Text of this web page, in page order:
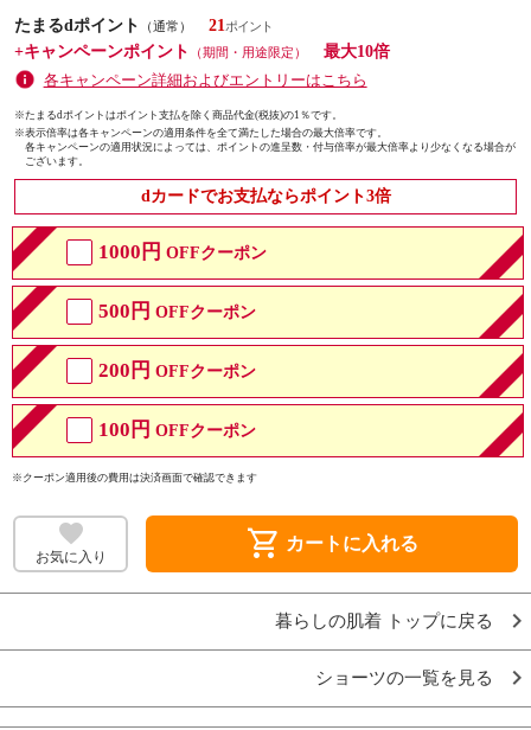
たまるdポイント
（通常）
21
+キャンペーンポイント
（期間・用途限定）
最大10倍
各キャンペーン詳細およびエントリーはこちら
※たまるdポイントはポイント支払を除く商品代金(税抜)の1％です。
※表示倍率は各キャンペーンの適用条件を全て満たした場合の最大倍率です。
各キャンペーンの適用状況によっては、ポイントの進呈数・付与倍率が最大倍率より少なくなる場合が
ございます。
dカードでお支払ならポイント3倍
1000円 OFFクーポン
500円 OFFクーポン
200円 OFFクーポン
100円 OFFクーポン
※クーポン適用後の費用は決済画面で確認できます
お気に入り shopping_cart カートに入れる
暮らしの肌着 トップに戻る
ショーツの一覧を見る